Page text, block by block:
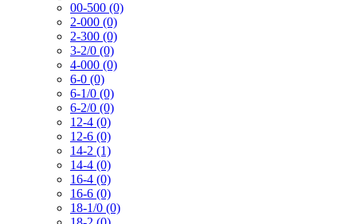
00-500 (0)
2-000 (0)
2-300 (0)
3-2/0 (0)
4-000 (0)
6-0 (0)
6-1/0 (0)
6-2/0 (0)
12-4 (0)
12-6 (0)
14-2 (1)
14-4 (0)
16-4 (0)
16-6 (0)
18-1/0 (0)